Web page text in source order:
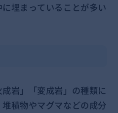
埋まっていることが多い
岩」「変成岩」の種類に
積物やマグマなどの成分